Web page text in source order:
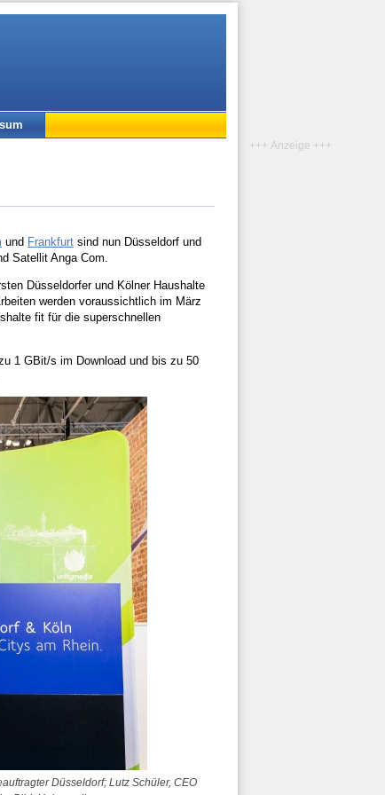
und Frankfurt sind nun Düsseldorf und
Satellit Anga Com.
Düsseldorfer und Kölner Haushalte
werden voraussichtlich im März
fit für die superschnellen
1 GBit/s im Download und bis zu 50
Düsseldorf; Lutz Schüler, CEO
+++ Anzeige +++